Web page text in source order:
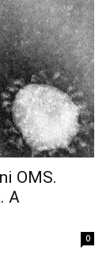
OMS.
A
0